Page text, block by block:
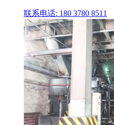
联系电话: 180 3780 8511